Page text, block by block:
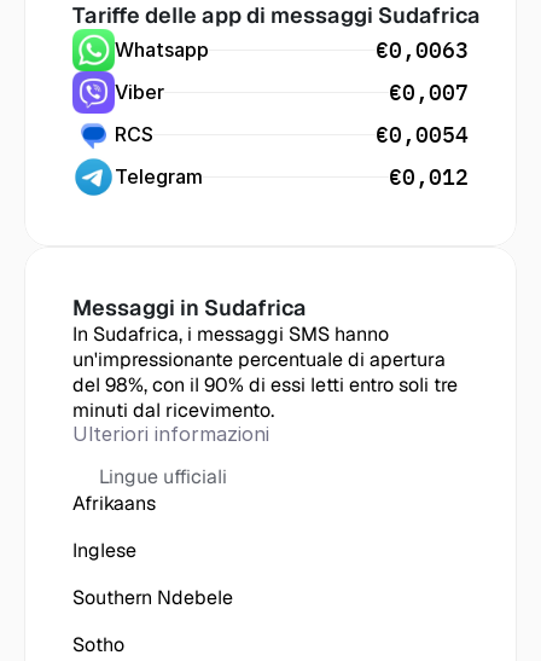
Tariffe delle app di messaggi Sudafrica
Whatsapp €0,0063
Viber €0,007
RCS €0,0054
Telegram €0,012
Messaggi in Sudafrica
In Sudafrica, i messaggi SMS hanno
un'impressionante percentuale di apertura
del 98%, con il 90% di essi letti entro soli tre
minuti dal ricevimento.
Ulteriori informazioni
Lingue ufficiali
Afrikaans
Inglese
Southern Ndebele
Sotho